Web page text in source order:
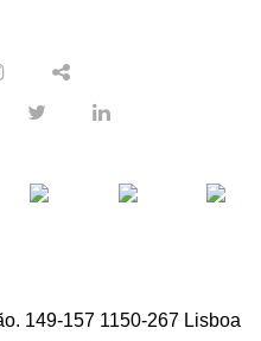
149-157 1150-267 Lisboa